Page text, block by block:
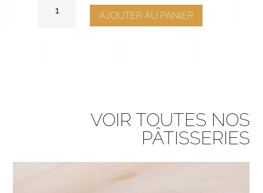
AJOUTER AU PANIER
VOIR TOUTES NOS
PÂTISSERIES